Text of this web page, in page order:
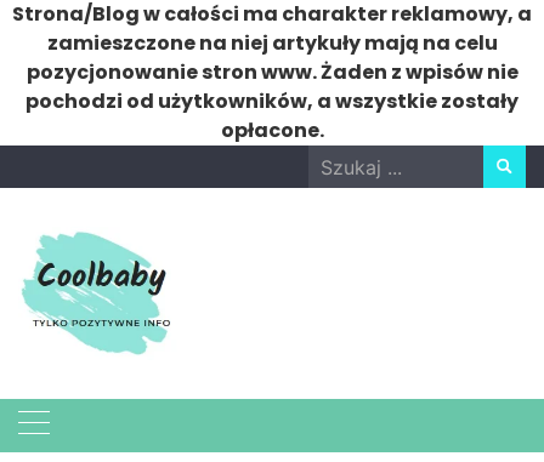
Strona/Blog w całości ma charakter reklamowy, a
zamieszczone na niej artykuły mają na celu
pozycjonowanie stron www. Żaden z wpisów nie
pochodzi od użytkowników, a wszystkie zostały
opłacone.
to
Search
for: